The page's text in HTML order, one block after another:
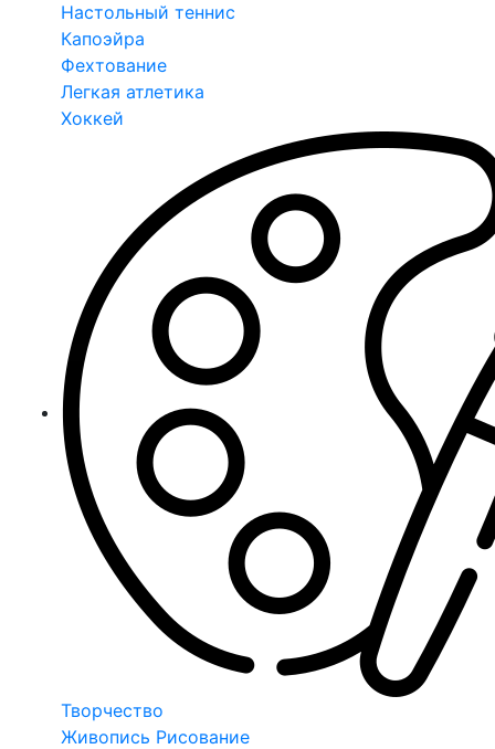
Настольный теннис
Капоэйра
Фехтование
Легкая атлетика
Хоккей
Творчество
Живопись Рисование